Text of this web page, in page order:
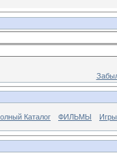
Каталог ФИЛЬМЫ